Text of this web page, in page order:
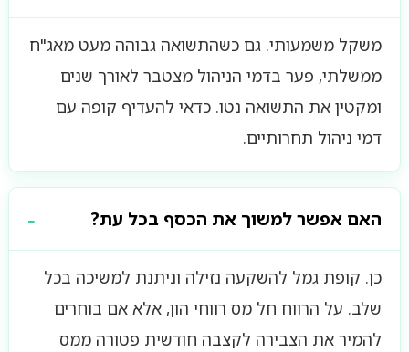
משקל משמעותי. גם כשהתשואה גבוהה מעט מאג"ח
ממשלתי, פער בדמי הניהול מצטבר לאורך שנים
ומקטין את התשואה נטו. כדאי להעדיף קופה עם
דמי ניהול תחרותיים.
האם אפשר למשוך את הכסף בכל עת?
כן. קופת גמל להשקעה נזילה וניתנת למשיכה בכל
שלב. על הרווח חל מס רווחי הון, אלא אם בוחרים
להמיר את הצבירה לקצבה חודשית פטורה ממס